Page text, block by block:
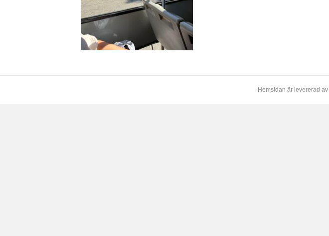
Hemsidan är levererad av